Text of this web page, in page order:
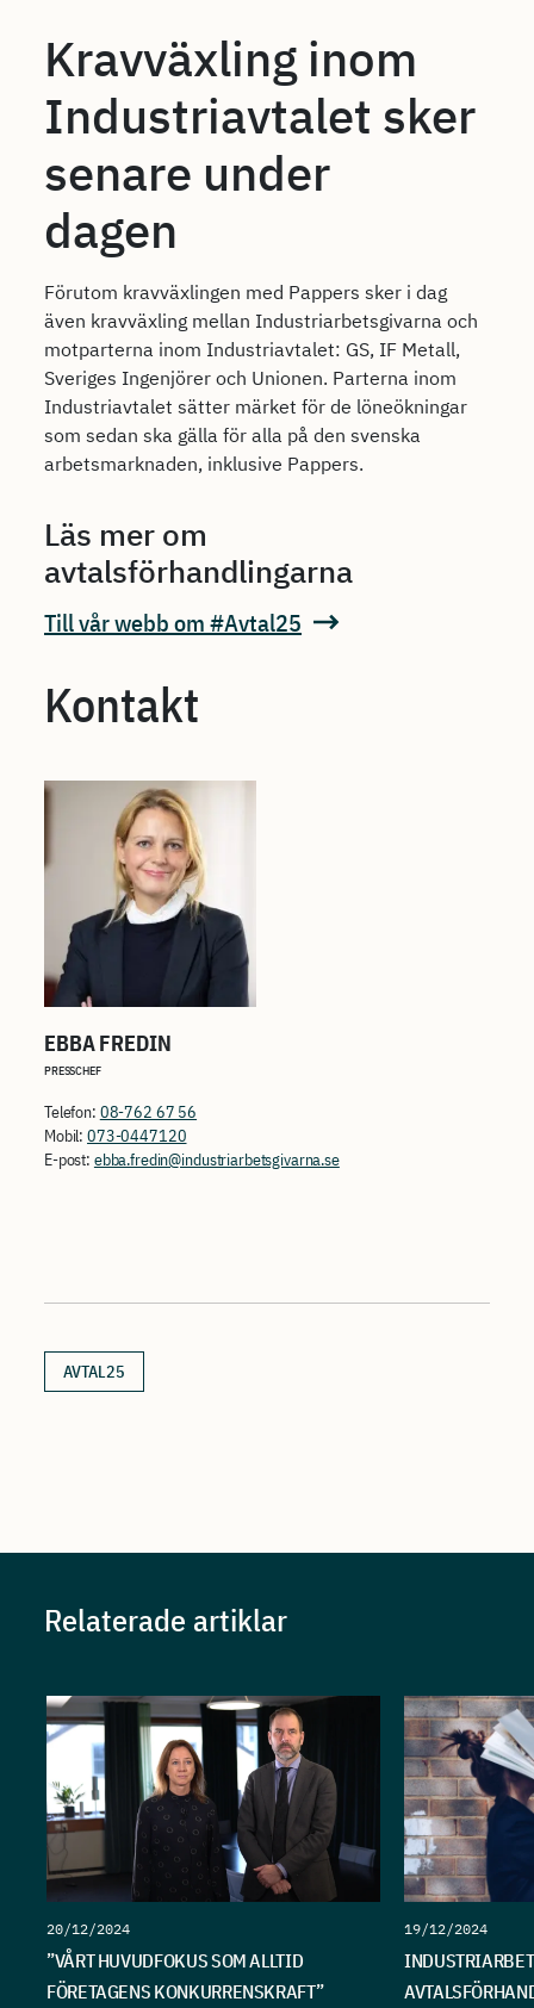
Kravväxling inom
Industriavtalet sker
senare under
dagen
Förutom kravväxlingen med Pappers sker i dag
även kravväxling mellan Industriarbetsgivarna och
motparterna inom Industriavtalet: GS, IF Metall,
Sveriges Ingenjörer och Unionen. Parterna inom
Industriavtalet sätter märket för de löneökningar
som sedan ska gälla för alla på den svenska
arbetsmarknaden, inklusive Pappers.
Läs mer om
avtalsförhandlingarna
Till vår webb om #Avtal25
Kontakt
EBBA FREDIN
PRESSCHEF
Telefon: 08-762 67 56
Mobil:073-0447120
E-post: ebba.fredin@industriarbetsgivarna.se
AVTAL25
Relaterade artiklar
20/12/2024
”VÅRT HUVUDFOKUS SOM ALLTID
FÖRETAGENS KONKURRENSKRAFT”
19/12/2024